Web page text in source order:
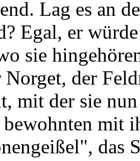
Lag es an
Egal, er
sie
der
mit der sie
bewohnten mit
das